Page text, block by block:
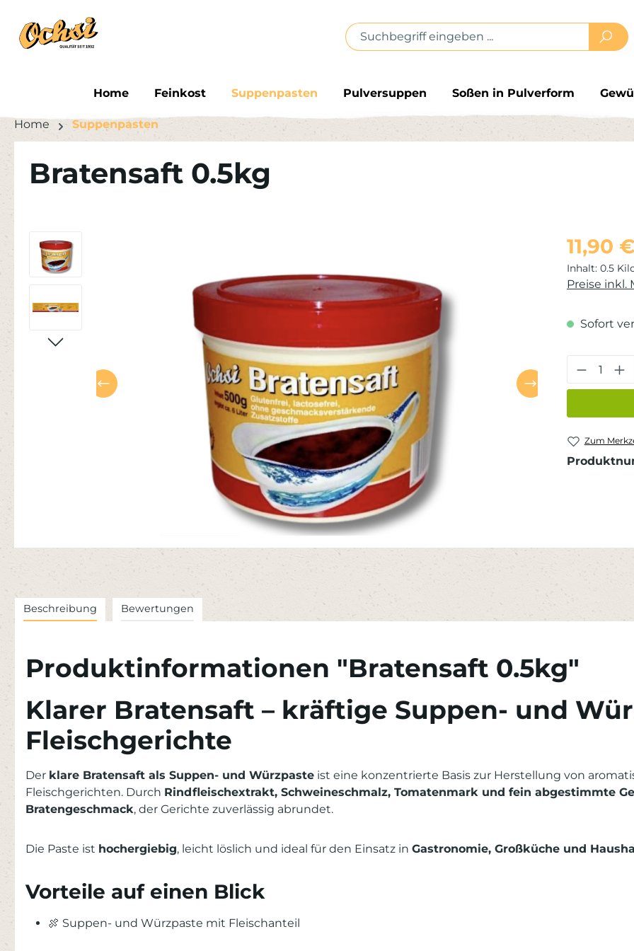
Hauptinhalt springen
Zur Suche springen
header.searchAriaDescription
Home Feinkost Suppenpasten Pulversuppen Soßen in Pulverform
Home Suppenpasten
Bratensaft 0.5kg
Bildergalerie überspringen Regulärer
11,90 €
Inhalt: 0.5
Preise inkl.
Sofort
Zum
Beschreibung Bewertungen
Produktinformationen "Bratensaft 0.5kg"
Klarer Bratensaft – kräftige Suppen- und
Fleischgerichte
Der klare Bratensaft als Suppen- und Würzpaste ist eine konzentrierte Basis zur Herstellung von
Fleischgerichten. Durch Rindfleischextrakt, Schweineschmalz, Tomatenmark und fein abgestimmte
Bratengeschmack, der Gerichte zuverlässig abrundet.
Die Paste ist hochergiebig, leicht löslich und ideal für den Einsatz in Gastronomie, Großküche und
Vorteile auf einen Blick
🍖 Suppen- und Würzpaste mit Fleischanteil